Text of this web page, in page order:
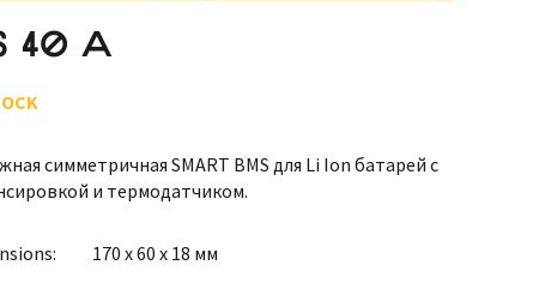
40 A
симметричная SMART BMS для Li Ion батарей с
и термодатчиком.
170 х 60 х 18 мм